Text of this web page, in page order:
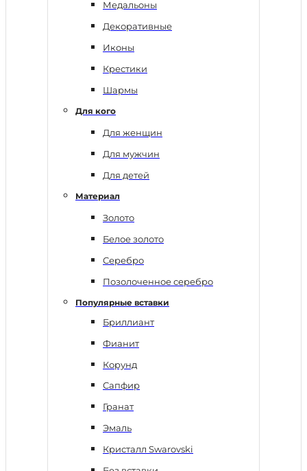
Медальоны
Декоративные
Иконы
Крестики
Шармы
Для кого
Для женщин
Для мужчин
Для детей
Материал
Золото
Белое золото
Серебро
Позолоченное серебро
Популярные вставки
Бриллиант
Фианит
Корунд
Сапфир
Гранат
Эмаль
Кристалл Swarovski